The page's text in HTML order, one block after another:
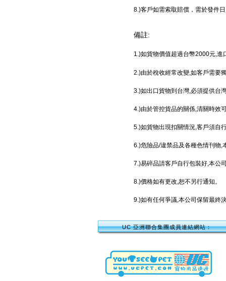
8.)客戶如需索取賠償，需於發件
備註:
1.)如貨物價值超過台幣2000元,
2.)由於稅收經常改變,如客戶需要
3.)如出口貨物到台灣,必須提供台
4.)由於管控貨品的關係,清關時效
5.)如貨物出現扣關情況,客戶須自
6.)危險品/違禁品及各種色情刊物,
7.)易碎品請客戶自行包裝好,本公
8.)價格如有更改,恕不另行通知。
9.)如有任何爭議,本公司保留最終
UC 亞洲聯合集團成員連結網站：